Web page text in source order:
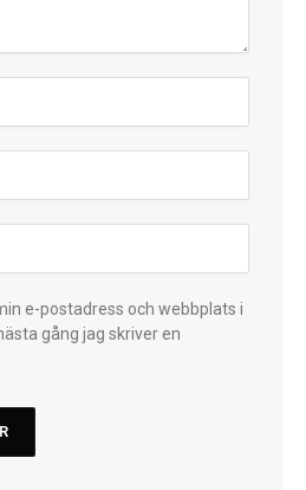
e-postadress och webbplats i
gång jag skriver en
Danish